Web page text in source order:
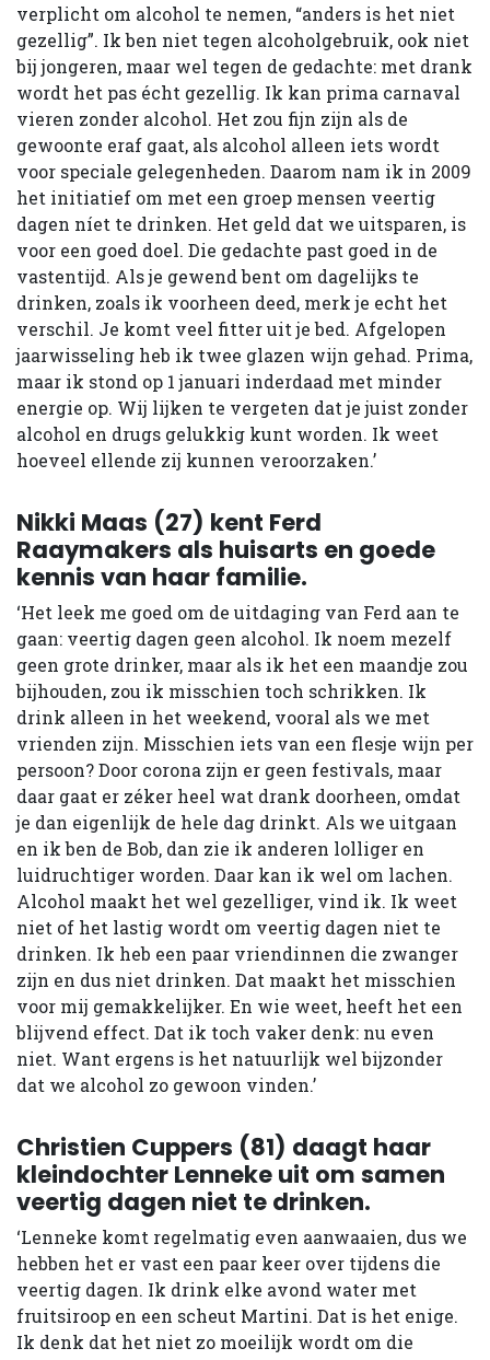
verplicht om alcohol te nemen, “anders is het niet
gezellig”. Ik ben niet tegen alcoholgebruik, ook niet
bij jongeren, maar wel tegen de gedachte: met drank
wordt het pas écht gezellig. Ik kan prima carnaval
vieren zonder alcohol. Het zou fijn zijn als de
gewoonte eraf gaat, als alcohol alleen iets wordt
voor speciale gelegenheden. Daarom nam ik in 2009
het initiatief om met een groep mensen veertig
dagen níet te drinken. Het geld dat we uitsparen, is
voor een goed doel. Die gedachte past goed in de
vastentijd. Als je gewend bent om dagelijks te
drinken, zoals ik voorheen deed, merk je echt het
verschil. Je komt veel fitter uit je bed. Afgelopen
jaarwisseling heb ik twee glazen wijn gehad. Prima,
maar ik stond op 1 januari inderdaad met minder
energie op. Wij lijken te vergeten dat je juist zonder
alcohol en drugs gelukkig kunt worden. Ik weet
hoeveel ellende zij kunnen veroorzaken.’
Nikki Maas (27) kent Ferd
Raaymakers als huisarts en goede
kennis van haar familie.
‘Het leek me goed om de uitdaging van Ferd aan te
gaan: veertig dagen geen alcohol. Ik noem mezelf
geen grote drinker, maar als ik het een maandje zou
bijhouden, zou ik misschien toch schrikken. Ik
drink alleen in het weekend, vooral als we met
vrienden zijn. Misschien iets van een flesje wijn per
persoon? Door corona zijn er geen festivals, maar
daar gaat er zéker heel wat drank doorheen, omdat
je dan eigenlijk de hele dag drinkt. Als we uitgaan
en ik ben de Bob, dan zie ik anderen lolliger en
luidruchtiger worden. Daar kan ik wel om lachen.
Alcohol maakt het wel gezelliger, vind ik. Ik weet
niet of het lastig wordt om veertig dagen niet te
drinken. Ik heb een paar vriendinnen die zwanger
zijn en dus niet drinken. Dat maakt het misschien
voor mij gemakkelijker. En wie weet, heeft het een
blijvend effect. Dat ik toch vaker denk: nu even
niet. Want ergens is het natuurlijk wel bijzonder
dat we alcohol zo gewoon vinden.’
Christien Cuppers (81) daagt haar
kleindochter Lenneke uit om samen
veertig dagen niet te drinken.
‘Lenneke komt regelmatig even aanwaaien, dus we
hebben het er vast een paar keer over tijdens die
veertig dagen. Ik drink elke avond water met
fruitsiroop en een scheut Martini. Dat is het enige.
Ik denk dat het niet zo moeilijk wordt om die